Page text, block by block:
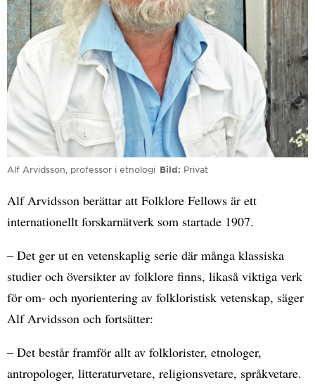
Alf Arvidsson, professor i etnologi Bild Privat
Alf Arvidsson berättar att Folklore Fellows är ett
internationellt forskarnätverk som startade 1907.
– Det ger ut en vetenskaplig serie där många klassiska
studier och översikter av folklore finns, likaså viktiga verk
för om- och nyorientering av folkloristisk vetenskap, säger
Alf Arvidsson och fortsätter:
– Det består framför allt av folklorister, etnologer,
antropologer, litteraturvetare, religionsvetare, språkvetare.